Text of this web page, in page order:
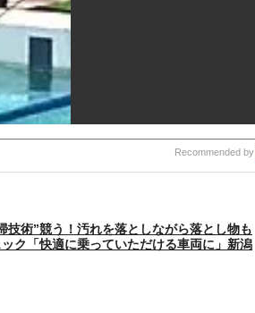
Recommended by
技術”競う！汚れを落としながら落とし物も
ク「快適に乗っていただける車両に」新潟